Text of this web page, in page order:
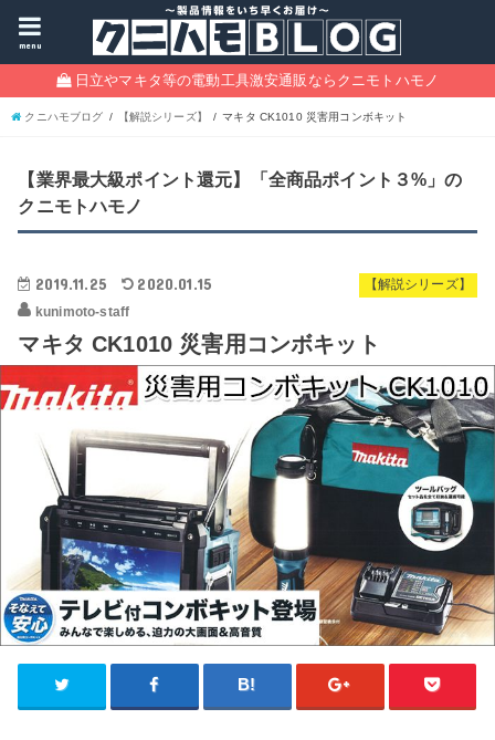
menu
日立やマキタ等の電動工具激安通販ならクニモトハモノ
クニハモブログ 【解説シリーズ】 マキタ CK1010 災害用コンボキット
【業界最大級ポイント還元】「全商品ポイント３%」の
クニモトハモノ
【解説シリーズ】
2019.11.25 2020.01.15
kunimoto-staff
マキタ CK1010 災害用コンボキット